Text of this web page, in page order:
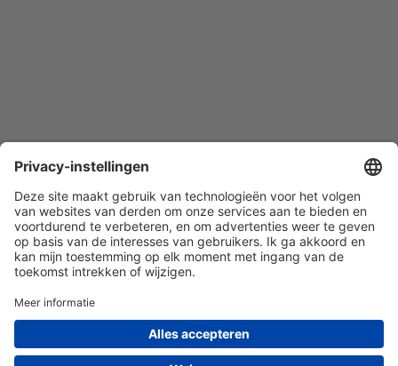
Quist Glas Expert BV | 010-7603380 | KvK nr. 85162469 | BTW